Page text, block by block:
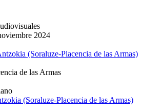
2024
(Soraluze-Placencia de las Armas)
de las Armas
(Soraluze-Placencia de las Armas)